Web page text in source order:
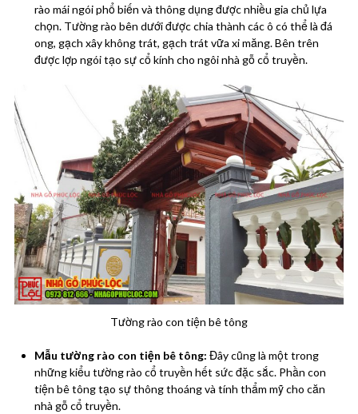
rào mái ngói phổ biến và thông dụng được nhiều gia chủ lựa
chọn. Tường rào bên dưới được chia thành các ô có thể là đá
ong, gạch xây không trát, gạch trát vữa xi măng. Bên trên
được lợp ngói tạo sự cổ kính cho ngôi nhà gỗ cổ truyền.
Tường rào con tiện bê tông
Mẫu tường rào con tiện bê tông: Đây cũng là một trong
những kiểu tường rào cổ truyền hết sức đặc sắc. Phần con
tiện bê tông tạo sự thông thoáng và tính thẩm mỹ cho căn
nhà gỗ cổ truyền.